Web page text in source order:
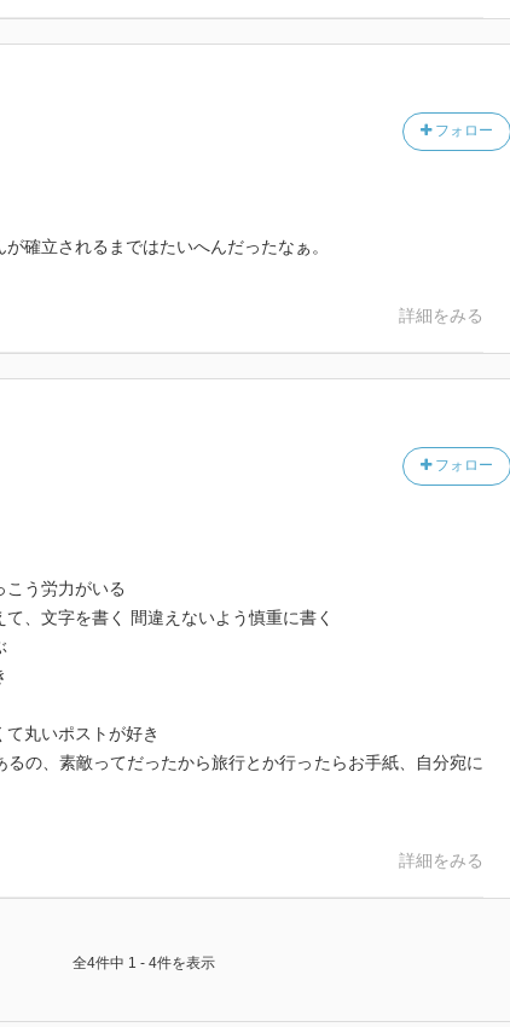
フォロー
確立されるまではたいへんだったなぁ。
詳細をみる
フォロー
こう労力がいる
、文字を書く 間違えないよう慎重に書く
丸いポストが好き
るの、素敵ってだったから旅行とか行ったらお手紙、自分宛に
詳細をみる
全4件中 1 - 4件を表示